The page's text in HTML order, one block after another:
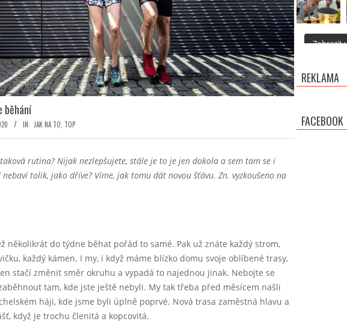
běhání
IN: JAK NA TO, TOP
rutina? Nijak nezlepšujete, stále je to je jen dokola a sem tam se i
tolik, jako dříve? Víme, jak tomu dát novou šťávu. Zn. vyzkoušeno na
několikrát do týdne běhat pořád to samé. Pak už znáte každý strom,
každý kámen. I my, i když máme blízko domu svoje oblíbené trasy,
stačí změnit směr okruhu a vypadá to najednou jinak. Nebojte se
tam, kde jste ještě nebyli. My tak třeba před měsícem našli
háji, kde jsme byli úplně poprvé. Nová trasa zaměstná hlavu a
když je trochu členitá a kopcovitá.
Zobrazit
REKLAMA
FACEBOOK